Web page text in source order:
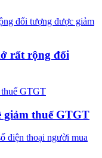
rất rộng đối
giảm thuế GTGT